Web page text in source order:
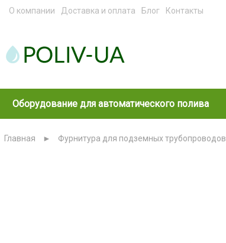
О компании Доставка и оплата Блог Контакты
Оборудование для автоматического полива
Главная ► Фурнитура для подземных трубопроводов